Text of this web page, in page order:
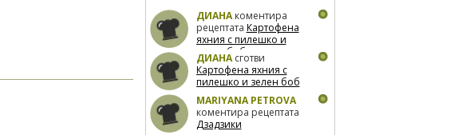
ДИАНАкоментира
рецептата Картофена
яхния с пилешко и
зелен боб
ДИАНАсготви
Картофена яхния с
пилешко и зелен боб
MARIYANA PETROVA
коментира рецептата
Дзадзики